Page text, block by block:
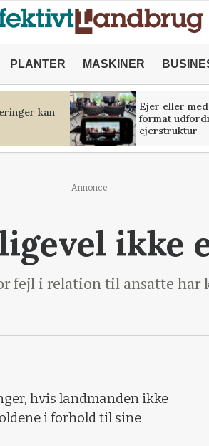
PLANTER MASKINER
kan
Ejer eller
format
ejerstruktur
Annonce
ikke
fejl i relation til ansatte
hvis landmanden ikke
i forhold til sine